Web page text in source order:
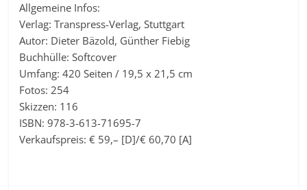
Allgemeine Infos:
Verlag: Transpress-Verlag, Stuttgart
Autor: Dieter Bäzold, Günther Fiebig
Buchhülle: Softcover
Umfang: 420 Seiten / 19,5 x 21,5 cm
Fotos: 254
Skizzen: 116
ISBN: 978-3-613-71695-7
Verkaufspreis: € 59,– [D]/€ 60,70 [A]